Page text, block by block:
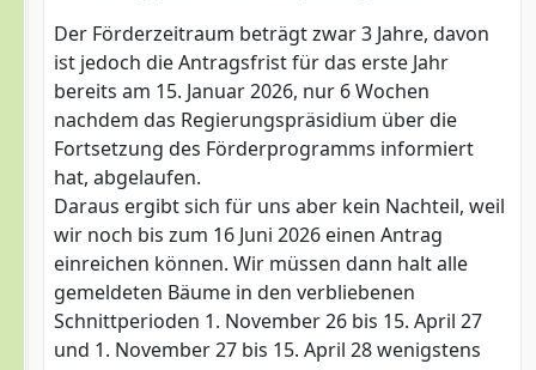
Der Förderzeitraum beträgt zwar 3 Jahre, davon
ist jedoch die Antragsfrist für das erste Jahr
bereits am 15. Januar 2026, nur 6 Wochen
nachdem das Regierungspräsidium über die
Fortsetzung des Förderprogramms informiert
hat, abgelaufen.
Daraus ergibt sich für uns aber kein Nachteil, weil
wir noch bis zum 16 Juni 2026 einen Antrag
einreichen können. Wir müssen dann halt alle
gemeldeten Bäume in den verbliebenen
Schnittperioden 1. November 26 bis 15. April 27
und 1. November 27 bis 15. April 28 wenigstens